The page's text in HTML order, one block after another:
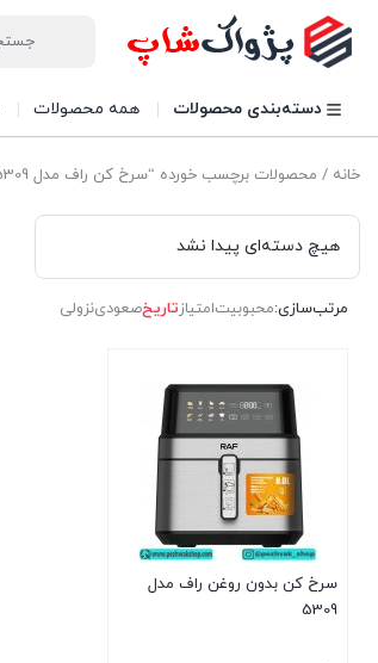
دسته‌بندی محصولات همه محصولات
خانه / محصولات برچسب خورده “سرخ کن راف مدل 5309”
هیچ دسته‌ای پیدا نشد
مرتب‌سازی:محبوبیتامتیازتاریخصعودینزولی
سرخ کن بدون روغن راف مدل
5309